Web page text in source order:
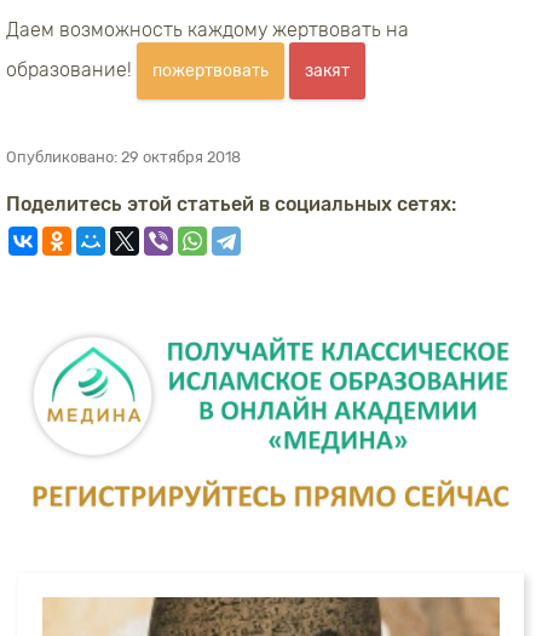
Даем возможность каждому жертвовать на
образование!
пожертвовать закят
Опубликовано: 29 октября 2018
Поделитесь этой статьей в социальных сетях: